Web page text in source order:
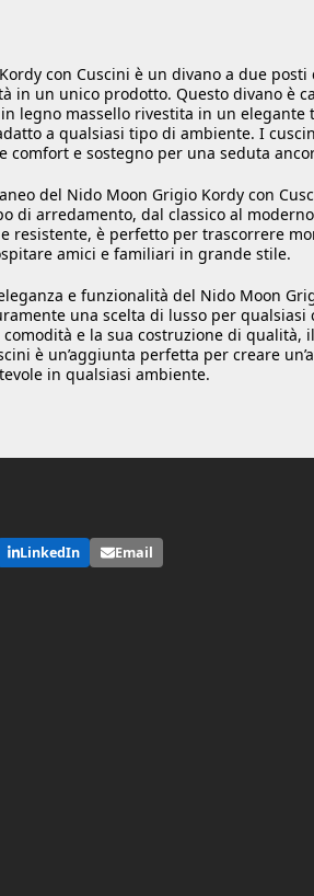
con Cuscini è un divano a due posti
in un unico prodotto. Questo divano è
legno massello rivestita in un elegante
a qualsiasi tipo di ambiente. I
comfort e sostegno per una seduta
del Nido Moon Grigio Kordy con
di arredamento, dal classico al
resistente, è perfetto per trascorrere
amici e familiari in grande stile.
e funzionalità del Nido Moon
una scelta di lusso per qualsiasi
e la sua costruzione di qualità,
è un’aggiunta perfetta per creare
in qualsiasi ambiente.
LinkedIn Email